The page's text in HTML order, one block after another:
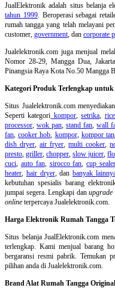
JualElektronik adalah situs belanja
tahun 1999. Beroperasi sebagai
rumah tangga yang telah melayani
customer, government, dan corporate
Jualelektronik.com juga menjual
Nomor 28-29, Mangga Dua,
Pinangsia Raya Kota No.50 Mangga
Kategori Produk Terlengkap
Situs Jualelektronik.com
Seperti kategori kompor,setrika,
processor,wok pan,stand fan,wall
fan,cooker hob, kompor, kompor
dish dryer,air fryer,multi cooker,
presto,griller,chopper,slow juicer,
cuci, auto fan, sirocco fan,cup
heater, hair dryer, dan banyak
kebutuhan spesialis barang
jumpai segera. Lengkapi danupgrade
online terpercaya Jualelektronik.com.
Harga Elektronik Rumah Tangga
Situs belanjaJualElektronik.com
terlengkap. Kami menjual barang
bergaransi resmi pabrik. Temukan
pilihan anda di Jualelektronik.com.
Brand Alat Rumah Tangga